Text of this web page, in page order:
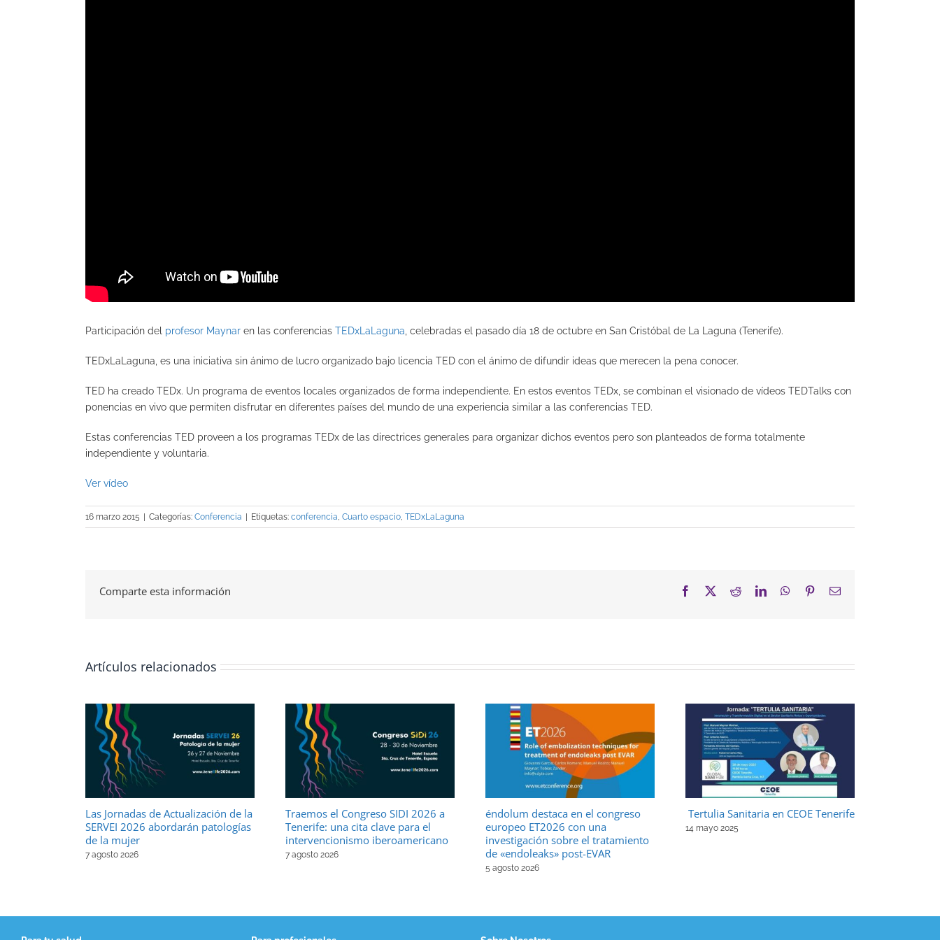
Participación del profesor Maynar en las conferencias TEDxLaLaguna , celebradas el pasado día 18 de octubre en San Cristóbal de La Laguna (Tenerife).
TEDxLaLaguna, es una iniciativa sin ánimo de lucro organizado bajo licencia TED con el ánimo de difundir ideas que merecen la pena conocer.
TED ha creado TEDx. Un programa de eventos locales organizados de forma independiente. En estos eventos TEDx, se combinan el visionado de vídeos TEDTalks con
ponencias en vivo que permiten disfrutar en diferentes países del mundo de una experiencia similar a las conferencias TED.
Estas conferencias TED proveen a los programas TEDx de las directrices generales para organizar dichos eventos pero son planteados de forma totalmente
independiente y voluntaria.
Ver vídeo
16 marzo 2015 | Categorías: Conferencia | Etiquetas: conferencia Cuarto espacio TEDxLaLaguna
Comparte esta información Facebook RedditLinkedInWhatsApp
PinterestCorreo
Artículos relacionados
Las Jornadas de Actualización de la
SERVEI 2026 abordarán patologías
de la mujer
7 agosto 2026
Traemos el Congreso SIDI 2026 a
Tenerife: una cita clave para el
intervencionismo iberoamericano
7 agosto 2026
éndolum destaca en el congreso
europeo ET2026 con una
investigación sobre el tratamiento
de «endoleaks» post-EVAR
5 agosto 2026
Tertulia Sanitaria en CEOE Tenerife
14 mayo 2025